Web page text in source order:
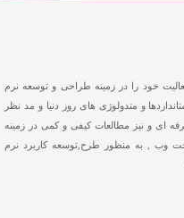
فارس وب از سال ۱۳۹۰ فعالیت خود را در زمینه طراحی و توسعه نرم
و متدولوژی های روز دنیا و مد نظر
ای و نیز مطالعات کیفی و کمی در زمینه
وب , به منظور طرح,توسعه کاربرد نرم